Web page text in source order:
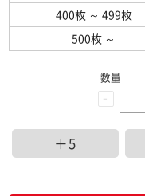
400枚 ～ 499枚
500枚 ～
-
数量
＋5